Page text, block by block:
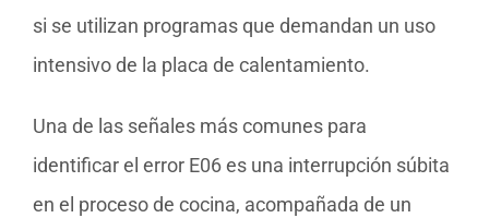
si se utilizan programas que demandan un uso
intensivo de la placa de calentamiento.
Una de las señales más comunes para
identificar el error E06 es una interrupción súbita
en el proceso de cocina, acompañada de un